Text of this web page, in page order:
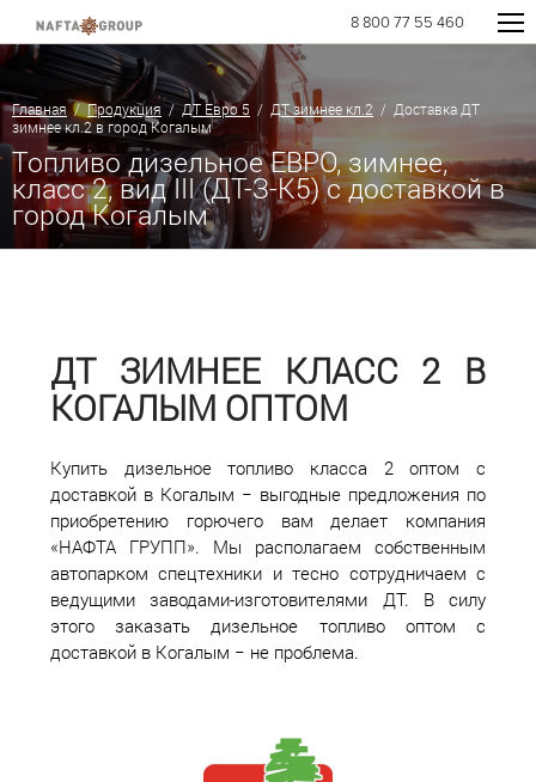
8 800 77 55 460
Главная/Продукция/ДТ Евро 5 / ДТ зимнее кл.2 / Доставка ДТ
зимнее кл.2 в город Когалым
Топливо дизельное ЕВРО, зимнее,
класс 2, вид III (ДТ-З-К5) с доставкой в
город Когалым
ДТ ЗИМНЕЕ КЛАСС 2 В
КОГАЛЫМ ОПТОМ
Купить дизельное топливо класса 2 оптом с
доставкой в Когалым − выгодные предложения по
приобретению горючего вам делает компания
«НАФТА ГРУПП». Мы располагаем собственным
автопарком спецтехники и тесно сотрудничаем с
ведущими заводами-изготовителями ДТ. В силу
этого заказать дизельное топливо оптом с
доставкой в Когалым − не проблема.